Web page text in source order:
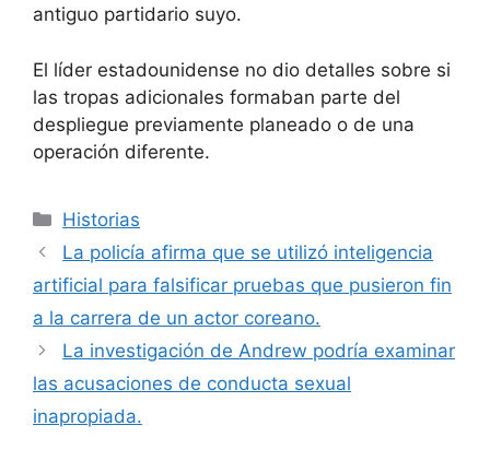
antiguo partidario suyo.
El líder estadounidense no dio detalles sobre si
las tropas adicionales formaban parte del
despliegue previamente planeado o de una
operación diferente.
Categorías
Historias
La policía afirma que se utilizó inteligencia
artificial para falsificar pruebas que pusieron fin
a la carrera de un actor coreano.
La investigación de Andrew podría examinar
las acusaciones de conducta sexual
inapropiada.